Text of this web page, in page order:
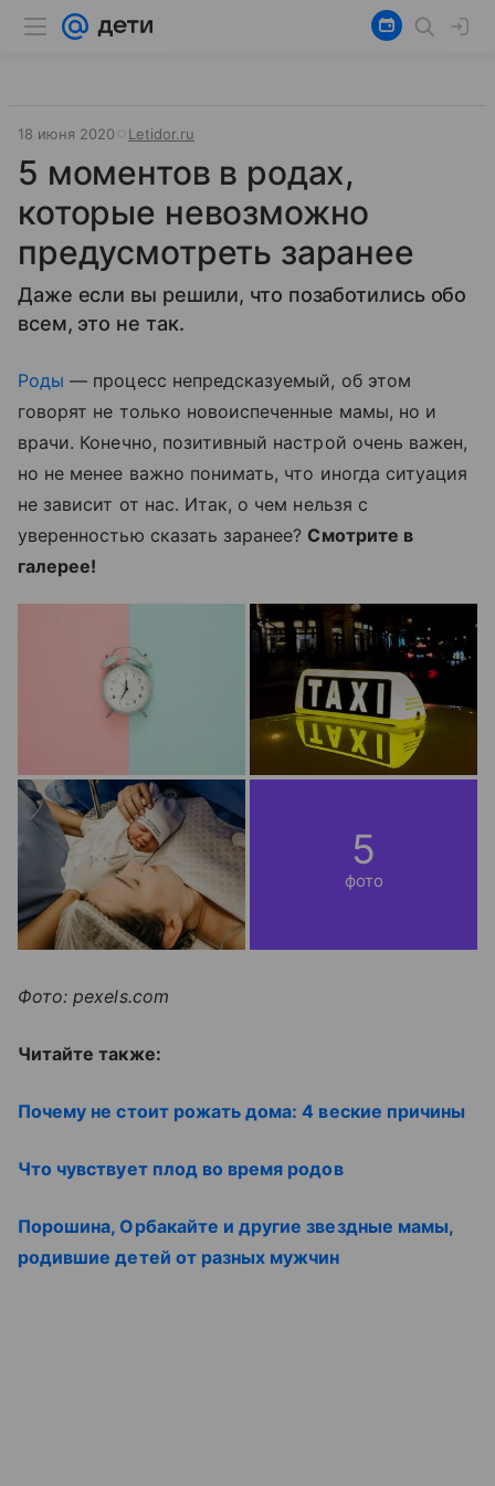
18 июня 2020 Letidor.ru
5 моментов в родах,
которые невозможно
предусмотреть заранее
Даже если вы решили, что позаботились обо
всем, это не так.
Роды — процесс непредсказуемый, об этом
говорят не только новоиспеченные мамы, но и
врачи. Конечно, позитивный настрой очень важен,
но не менее важно понимать, что иногда ситуация
не зависит от нас. Итак, о чем нельзя с
уверенностью сказать заранее? Смотрите в
галерее!
5
фото
Фото: pexels.com
Читайте также:
Почему не стоит рожать дома: 4 веские причины
Что чувствует плод во время родов
Порошина, Орбакайте и другие звездные мамы,
родившие детей от разных мужчин